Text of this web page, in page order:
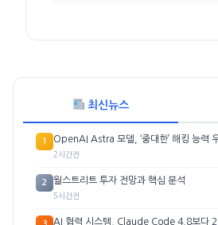
최신뉴스
1 OpenAI Astra 모델, ‘중대한’ 해킹 능력
2시간전
2 월스트리트 투자 전망과 핵심 분석
5시간전
AI 협력 시스템, Claude Code 4.8보다 2